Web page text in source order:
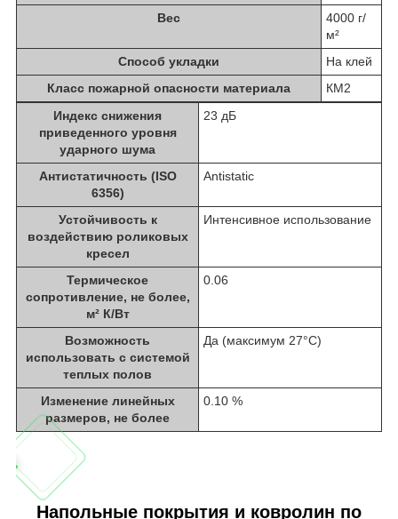
Вес
4000 г/
м²
Способ укладки
На клей
Класс пожарной опасности материала
КМ2
Индекс снижения
приведенного уровня
ударного шума
23 дБ
Антистатичность (ISO
6356)
Antistatic
Устойчивость к
воздействию роликовых
кресел
Интенсивное использование
Термическое
сопротивление, не более,
м² К/Вт
0.06
Возможность
использовать с системой
теплых полов
Да (максимум 27°C)
Изменение линейных
размеров, не более
0.10 %
Напольные покрытия и ковролин по